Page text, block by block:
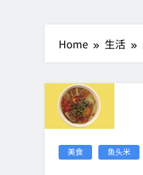
Home 生活
美食 鱼头米